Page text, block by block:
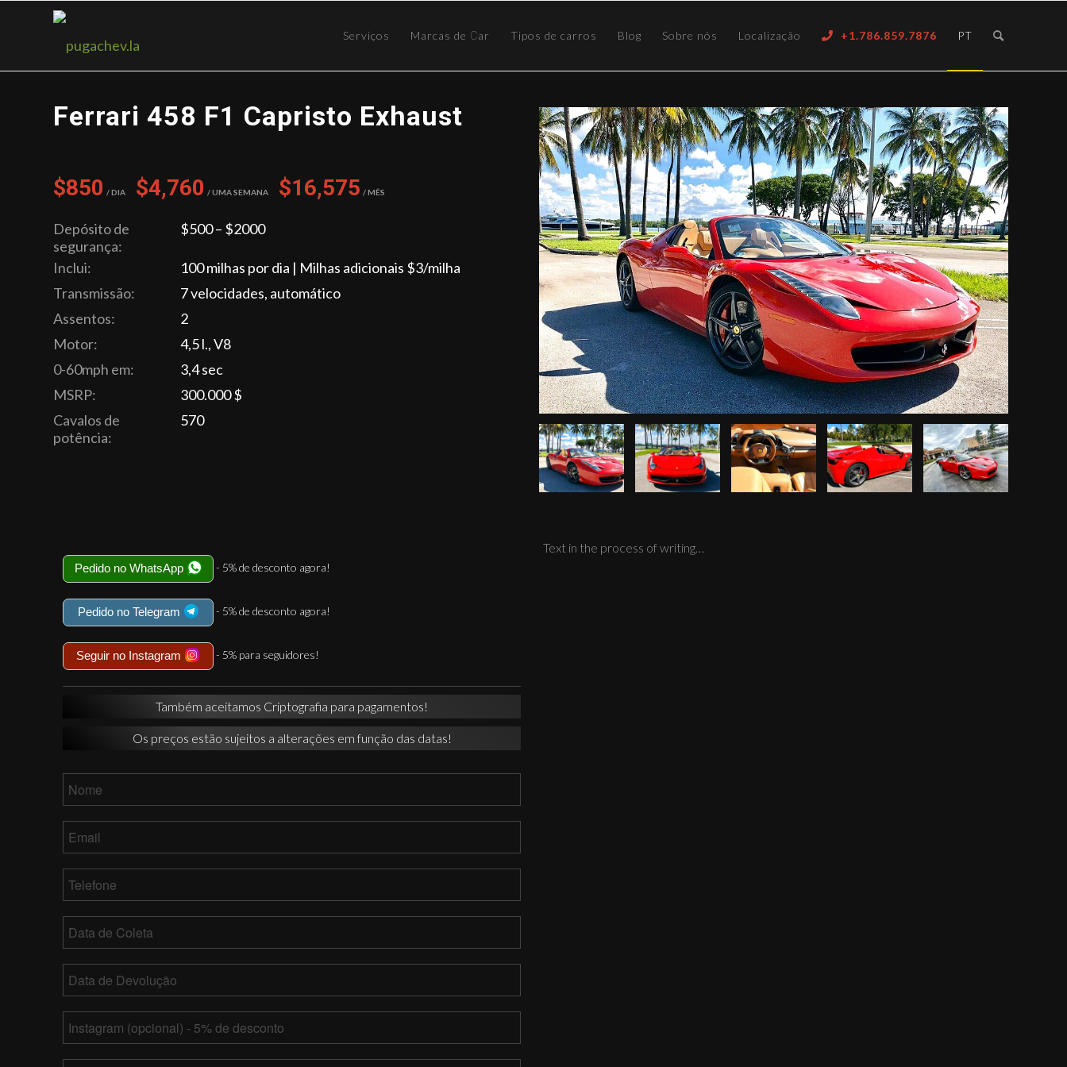
Serviços Marcas de Сar Tipos de carros Blog Sobre nós Localização +1.786.859.7876 PT
Ferrari 458 F1 Capristo Exhaust
$850 / Dia $4,760 / Uma semana $16,575 / Mês
Depósito de
segurança:
$500 – $2000
Inclui:
100 milhas por dia | Milhas adicionais $3/milha
Transmissão:
7 velocidades, automático
Assentos:
2
Motor:
4,5 l., V8
0-60mph em:
3,4 sec
MSRP:
300.000 $
Cavalos de
potência:
570
Pedido no WhatsApp - 5% de desconto agora!
Pedido no Telegram - 5% de desconto agora!
Seguir no Instagram - 5% para seguidores!
Também aceitamos Criptografia para pagamentos!
Os preços estão sujeitos a alterações em função das datas!
de
barra
barra
YY
de
barra
barra
Text in the process of writing…